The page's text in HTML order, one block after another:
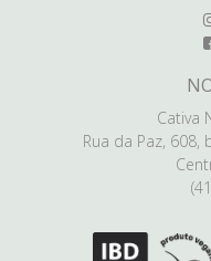
Cativa
Rua da Paz,